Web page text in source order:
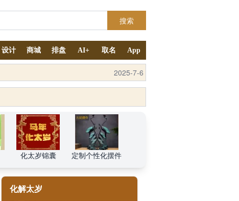
搜索
设计 商城 排盘 AI+ 取名 App
2025-9-4
化太岁锦囊 定制个性化摆件
化解太岁